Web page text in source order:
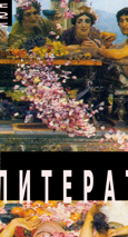
Другие жанры
Все жанры